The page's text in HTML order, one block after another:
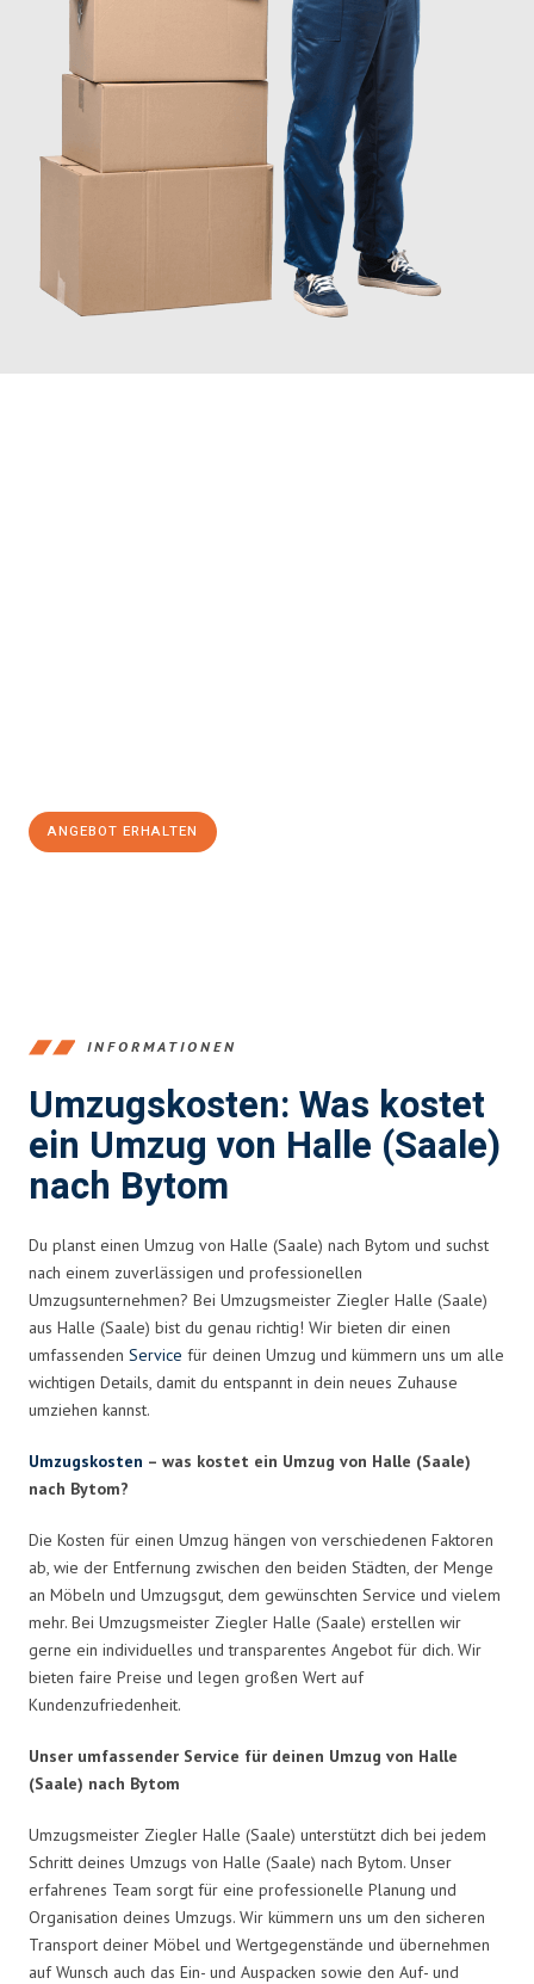
ANGEBOT ERHALTEN
INFORMATIONEN
Umzugskosten: Was kostet
ein Umzug von Halle (Saale)
nach Bytom
Du planst einen Umzug von Halle (Saale) nach Bytom und suchst
nach einem zuverlässigen und professionellen
Umzugsunternehmen? Bei Umzugsmeister Ziegler Halle (Saale)
aus Halle (Saale) bist du genau richtig! Wir bieten dir einen
umfassenden Service für deinen Umzug und kümmern uns um alle
wichtigen Details, damit du entspannt in dein neues Zuhause
umziehen kannst.
Umzugskosten – was kostet ein Umzug von Halle (Saale)
nach Bytom?
Die Kosten für einen Umzug hängen von verschiedenen Faktoren
ab, wie der Entfernung zwischen den beiden Städten, der Menge
an Möbeln und Umzugsgut, dem gewünschten Service und vielem
mehr. Bei Umzugsmeister Ziegler Halle (Saale) erstellen wir
gerne ein individuelles und transparentes Angebot für dich. Wir
bieten faire Preise und legen großen Wert auf
Kundenzufriedenheit.
Unser umfassender Service für deinen Umzug von Halle
(Saale) nach Bytom
Umzugsmeister Ziegler Halle (Saale) unterstützt dich bei jedem
Schritt deines Umzugs von Halle (Saale) nach Bytom. Unser
erfahrenes Team sorgt für eine professionelle Planung und
Organisation deines Umzugs. Wir kümmern uns um den sicheren
Transport deiner Möbel und Wertgegenstände und übernehmen
auf Wunsch auch das Ein- und Auspacken sowie den Auf- und